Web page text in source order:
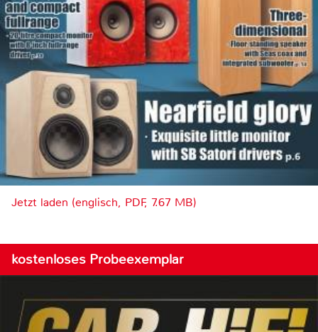
Jetzt laden (englisch, PDF, 7.67 MB)
kostenloses Probeexemplar